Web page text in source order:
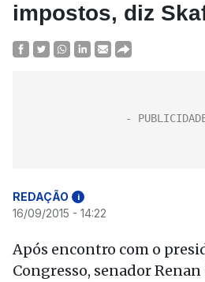
impostos, diz
REDAÇÃO i
16/09/2015 - 14:22
Após encontro com o
Congresso, senador